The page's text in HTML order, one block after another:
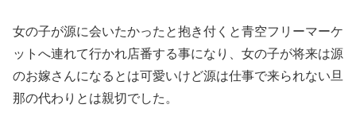
女の子が源に会いたかったと抱き付くと青空フリーマーケ
ットへ連れて行かれ店番する事になり、女の子が将来は源
のお嫁さんになるとは可愛いけど源は仕事で来られない旦
那の代わりとは親切でした。